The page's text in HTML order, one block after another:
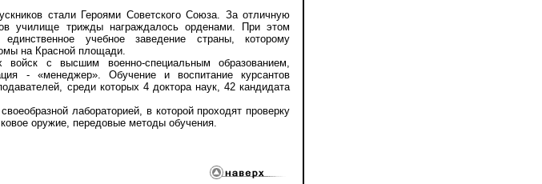
стали Героями Советского Союза. За отличную
училище трижды награждалось орденами. При этом
учебное заведение страны, которому
на Красной площади.
с высшим военно-специальным образованием,
- «менеджер». Обучение и воспитание курсантов
среди которых 4 доктора наук, 42 кандидата
лабораторией, в которой проходят проверку
оружие, передовые методы обучения.